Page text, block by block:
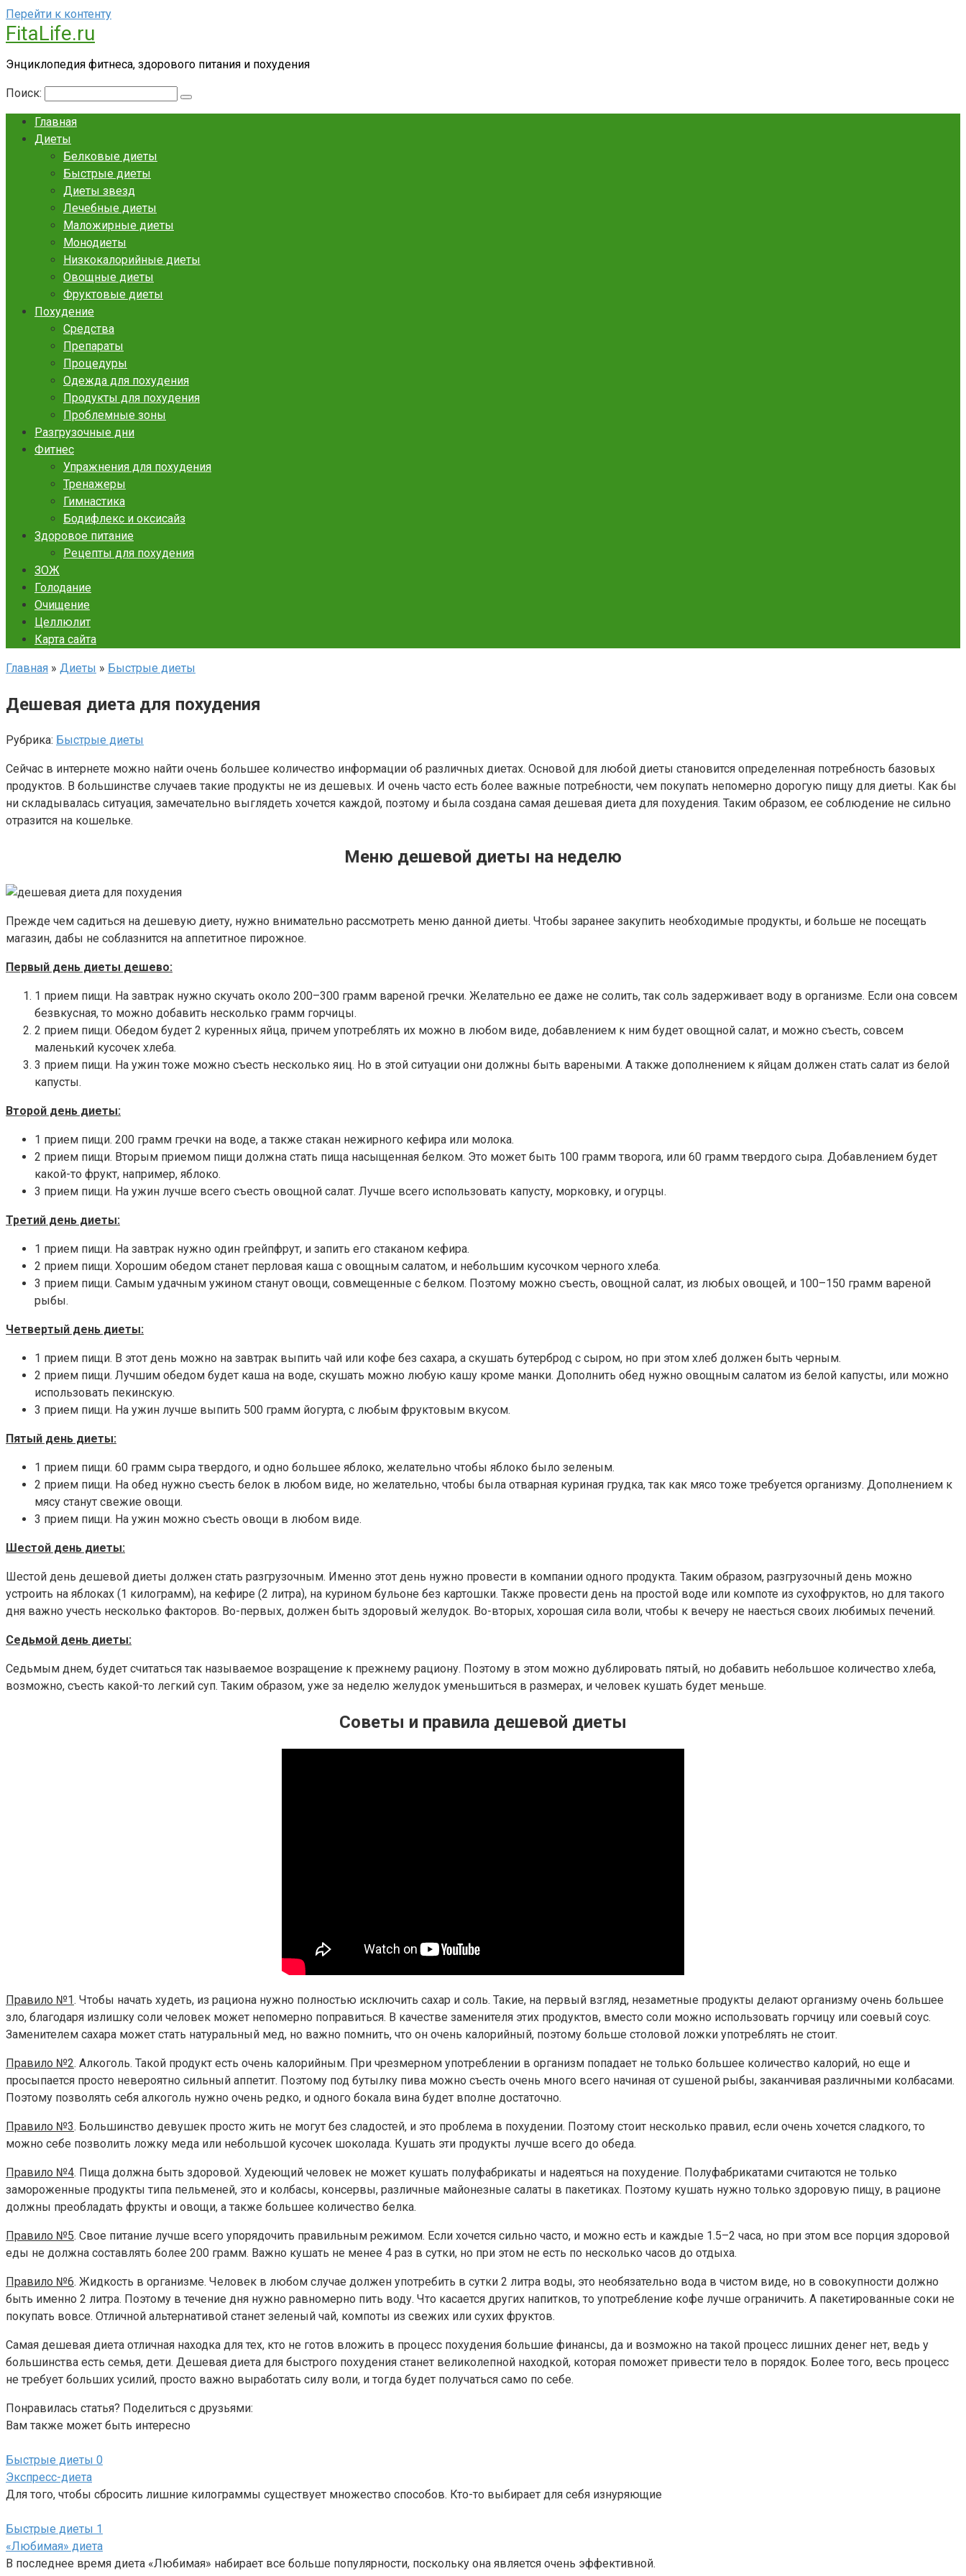
Перейти к контенту
FitaLife.ru
Энциклопедия фитнеса, здорового питания и похудения
Поиск:
Главная
Диеты
Белковые диеты
Быстрые диеты
Диеты звезд
Лечебные диеты
Маложирные диеты
Монодиеты
Низкокалорийные диеты
Овощные диеты
Фруктовые диеты
Похудение
Средства
Препараты
Процедуры
Одежда для похудения
Продукты для похудения
Проблемные зоны
Разгрузочные дни
Фитнес
Упражнения для похудения
Тренажеры
Гимнастика
Бодифлекс и оксисайз
Здоровое питание
Рецепты для похудения
ЗОЖ
Голодание
Очищение
Целлюлит
Карта сайта
Главная » Диеты » Быстрые диеты
Дешевая диета для похудения
Рубрика: Быстрые диеты
Сейчас в интернете можно найти очень большее количество информации об различных диетах. Основой для любой диеты становится определенная потребность базовых
продуктов. В большинстве случаев такие продукты не из дешевых. И очень часто есть более важные потребности, чем покупать непомерно дорогую пищу для диеты. Как бы
ни складывалась ситуация, замечательно выглядеть хочется каждой, поэтому и была создана самая дешевая диета для похудения. Таким образом, ее соблюдение не сильно
отразится на кошельке.
Меню дешевой диеты на неделю
Прежде чем садиться на дешевую диету, нужно внимательно рассмотреть меню данной диеты. Чтобы заранее закупить необходимые продукты, и больше не посещать
магазин, дабы не соблазнится на аппетитное пирожное.
Первый день диеты дешево:
1 прием пищи. На завтрак нужно скучать около 200–300 грамм вареной гречки. Желательно ее даже не солить, так соль задерживает воду в организме. Если она совсем
безвкусная, то можно добавить несколько грамм горчицы.
2 прием пищи. Обедом будет 2 куренных яйца, причем употреблять их можно в любом виде, добавлением к ним будет овощной салат, и можно съесть, совсем
маленький кусочек хлеба.
3 прием пищи. На ужин тоже можно съесть несколько яиц. Но в этой ситуации они должны быть вареными. А также дополнением к яйцам должен стать салат из белой
капусты.
Второй день диеты:
1 прием пищи. 200 грамм гречки на воде, а также стакан нежирного кефира или молока.
2 прием пищи. Вторым приемом пищи должна стать пища насыщенная белком. Это может быть 100 грамм творога, или 60 грамм твердого сыра. Добавлением будет
какой-то фрукт, например, яблоко.
3 прием пищи. На ужин лучше всего съесть овощной салат. Лучше всего использовать капусту, морковку, и огурцы.
Третий день диеты:
1 прием пищи. На завтрак нужно один грейпфрут, и запить его стаканом кефира.
2 прием пищи. Хорошим обедом станет перловая каша с овощным салатом, и небольшим кусочком черного хлеба.
3 прием пищи. Самым удачным ужином станут овощи, совмещенные с белком. Поэтому можно съесть, овощной салат, из любых овощей, и 100–150 грамм вареной
рыбы.
Четвертый день диеты:
1 прием пищи. В этот день можно на завтрак выпить чай или кофе без сахара, а скушать бутерброд с сыром, но при этом хлеб должен быть черным.
2 прием пищи. Лучшим обедом будет каша на воде, скушать можно любую кашу кроме манки. Дополнить обед нужно овощным салатом из белой капусты, или можно
использовать пекинскую.
3 прием пищи. На ужин лучше выпить 500 грамм йогурта, с любым фруктовым вкусом.
Пятый день диеты:
1 прием пищи. 60 грамм сыра твердого, и одно большее яблоко, желательно чтобы яблоко было зеленым.
2 прием пищи. На обед нужно съесть белок в любом виде, но желательно, чтобы была отварная куриная грудка, так как мясо тоже требуется организму. Дополнением к
мясу станут свежие овощи.
3 прием пищи. На ужин можно съесть овощи в любом виде.
Шестой день диеты:
Шестой день дешевой диеты должен стать разгрузочным. Именно этот день нужно провести в компании одного продукта. Таким образом, разгрузочный день можно
устроить на яблоках (1 килограмм), на кефире (2 литра), на курином бульоне без картошки. Также провести день на простой воде или компоте из сухофруктов, но для такого
дня важно учесть несколько факторов. Во-первых, должен быть здоровый желудок. Во-вторых, хорошая сила воли, чтобы к вечеру не наесться своих любимых печений.
Седьмой день диеты:
Седьмым днем, будет считаться так называемое возращение к прежнему рациону. Поэтому в этом можно дублировать пятый, но добавить небольшое количество хлеба,
возможно, съесть какой-то легкий суп. Таким образом, уже за неделю желудок уменьшиться в размерах, и человек кушать будет меньше.
Советы и правила дешевой диеты
Правило №1. Чтобы начать худеть, из рациона нужно полностью исключить сахар и соль. Такие, на первый взгляд, незаметные продукты делают организму очень большее
зло, благодаря излишку соли человек может непомерно поправиться. В качестве заменителя этих продуктов, вместо соли можно использовать горчицу или соевый соус.
Заменителем сахара может стать натуральный мед, но важно помнить, что он очень калорийный, поэтому больше столовой ложки употреблять не стоит.
Правило №2. Алкоголь. Такой продукт есть очень калорийным. При чрезмерном употреблении в организм попадает не только большее количество калорий, но еще и
просыпается просто невероятно сильный аппетит. Поэтому под бутылку пива можно съесть очень много всего начиная от сушеной рыбы, заканчивая различными колбасами.
Поэтому позволять себя алкоголь нужно очень редко, и одного бокала вина будет вполне достаточно.
Правило №3. Большинство девушек просто жить не могут без сладостей, и это проблема в похудении. Поэтому стоит несколько правил, если очень хочется сладкого, то
можно себе позволить ложку меда или небольшой кусочек шоколада. Кушать эти продукты лучше всего до обеда.
Правило №4. Пища должна быть здоровой. Худеющий человек не может кушать полуфабрикаты и надеяться на похудение. Полуфабрикатами считаются не только
замороженные продукты типа пельменей, это и колбасы, консервы, различные майонезные салаты в пакетиках. Поэтому кушать нужно только здоровую пищу, в рационе
должны преобладать фрукты и овощи, а также большее количество белка.
Правило №5. Свое питание лучше всего упорядочить правильным режимом. Если хочется сильно часто, и можно есть и каждые 1.5–2 часа, но при этом все порция здоровой
еды не должна составлять более 200 грамм. Важно кушать не менее 4 раз в сутки, но при этом не есть по несколько часов до отдыха.
Правило №6. Жидкость в организме. Человек в любом случае должен употребить в сутки 2 литра воды, это необязательно вода в чистом виде, но в совокупности должно
быть именно 2 литра. Поэтому в течение дня нужно равномерно пить воду. Что касается других напитков, то употребление кофе лучше ограничить. А пакетированные соки не
покупать вовсе. Отличной альтернативой станет зеленый чай, компоты из свежих или сухих фруктов.
Самая дешевая диета отличная находка для тех, кто не готов вложить в процесс похудения большие финансы, да и возможно на такой процесс лишних денег нет, ведь у
большинства есть семья, дети. Дешевая диета для быстрого похудения станет великолепной находкой, которая поможет привести тело в порядок. Более того, весь процесс
не требует больших усилий, просто важно выработать силу воли, и тогда будет получаться само по себе.
Понравилась статья? Поделиться с друзьями:
Вам также может быть интересно
Быстрые диеты 0
Экспресс-диета
Для того, чтобы сбросить лишние килограммы существует множество способов. Кто-то выбирает для себя изнуряющие
Быстрые диеты 1
«Любимая» диета
В последнее время диета «Любимая» набирает все больше популярности, поскольку она является очень эффективной.